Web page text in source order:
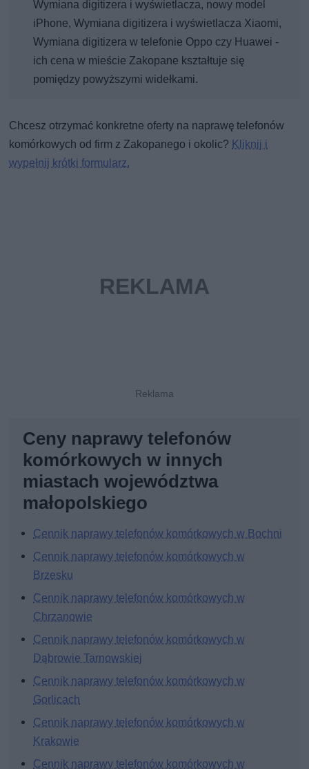
Wymiana digitizera i wyświetlacza, nowy model
iPhone, Wymiana digitizera i wyświetlacza Xiaomi,
Wymiana digitizera w telefonie Oppo czy Huawei -
ich cena w mieście Zakopane kształtuje się
pomiędzy powyższymi widełkami.
Chcesz otrzymać konkretne oferty na naprawę telefonów
komórkowych od firm z Zakopanego i okolic? Kliknij i
wypełnij krótki formularz.
Ceny naprawy telefonów
komórkowych w innych
miastach województwa
małopolskiego
Cennik naprawy telefonów komórkowych w Bochni
Cennik naprawy telefonów komórkowych w
Brzesku
Cennik naprawy telefonów komórkowych w
Chrzanowie
Cennik naprawy telefonów komórkowych w
Dąbrowie Tarnowskiej
Cennik naprawy telefonów komórkowych w
Gorlicach
Cennik naprawy telefonów komórkowych w
Krakowie
Cennik naprawy telefonów komórkowych w